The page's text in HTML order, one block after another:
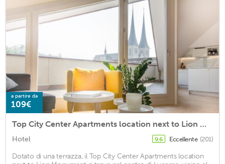
a partire da
109€
Top City Center Apartments location next to Lion Monument
Hotel 9,6 Eccellente (201)
Dotato di una terrazza, il Top City Center Apartments location